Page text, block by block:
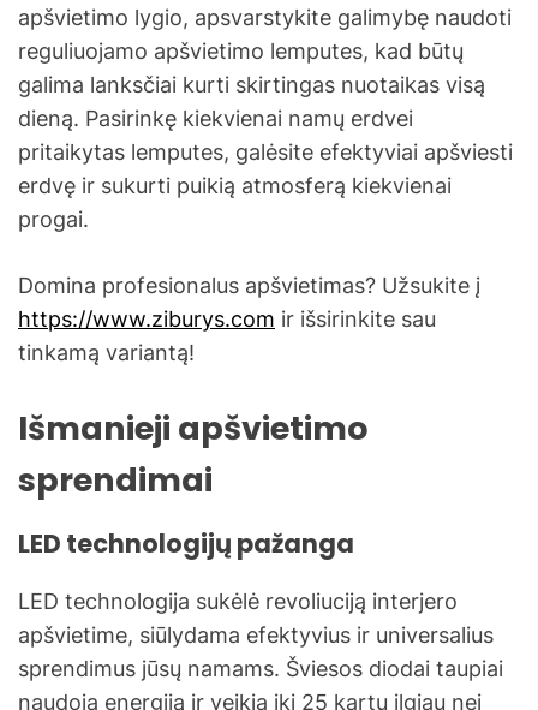
apšvietimo lygio, apsvarstykite galimybę naudoti
reguliuojamo apšvietimo lemputes, kad būtų
galima lanksčiai kurti skirtingas nuotaikas visą
dieną. Pasirinkę kiekvienai namų erdvei
pritaikytas lemputes, galėsite efektyviai apšviesti
erdvę ir sukurti puikią atmosferą kiekvienai
progai.
Domina profesionalus apšvietimas? Užsukite į
https://www.ziburys.com ir išsirinkite sau
tinkamą variantą!
Išmanieji apšvietimo
sprendimai
LED technologijų pažanga
LED technologija sukėlė revoliuciją interjero
apšvietime, siūlydama efektyvius ir universalius
sprendimus jūsų namams. Šviesos diodai taupiai
naudoja energiją ir veikia iki 25 kartų ilgiau nei